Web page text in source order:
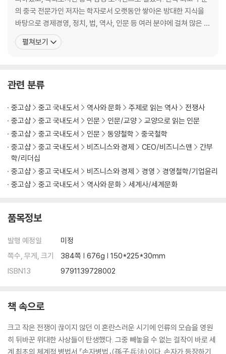
싸우지 않고 이기는 것이 최고의 전략이다
· 싸우지 않고 승리하는 길을 찾아서 - 『손자병법』은 비전쟁론이다
· 온전한 승리를 추구하라 - 전(全)을 모르면 『손자병법』을 알 수 없다
· 한발 빠른 정보가 판세를 바꾼다 - 조국을 구한 상인의 꾀
· 적을 교란해 스스로 무너지게 하라 - 위나라 사신으로 간 상앙
적을 알고 나를 알면 위태롭지 않다
· 적과 나의 역량을 올바로 진단하라 - 이신의 자만과 왕전의 통찰
[부록] 전장에서 피어난 노자의 철학 - 평화를 꿈꾼 손자의 병법
제4편 형形│형세를 읽는 자가 승리를 거둔다
· 적이 이기지 못할 싸움을 하라 - 제갈량과 장비의 내기
승자는 이겨놓고 싸우며, 패자는 싸우면서 이기려 든다
· 승리하는 조직의 비결 - 사마양저의 공명정대한 정치
· 전략 없는 전술은 실패한다 - 일본의 진주만 공격
정공으로 맞서고 기습으로 승리하라
· 적의 의표를 찌르다 - 제나라 전단의 계책
흐름을 지배하는 자가 싸움을 지배한다
의 중국 전문가인 저자는 학자로서 오랫동안 쌓아온 방대한 지식을
바탕으로 경제경영, 정치, 법, 역사, 인문 등 여러 분야에 걸쳐 많은 저
서가 있으며, 다수의 한·중 매체에 폭넓으면서도 깊이 있는 글들을 기
고하여 많은 독자들의 사랑을 받고 있다. 지은 책으로는 『중국을 말한
펼쳐보기
관련 분류
중고샵 중고 국내도서 역사와 문화 주제로 읽는 역사
전쟁사
중고샵
중고 국내도서 인문 인문/교양
교양으로 읽는 인문
중고샵
중고 국내도서 인문 동양철학
중국철학
중고샵
중고 국내도서 비즈니스와 경제 CEO/비즈니스맨
간부
학/리더십
중고샵
중고 국내도서 비즈니스와 경제 경영
경영철학/기업윤리
중고샵
중고 국내도서 역사와 문화 세계사/세계문화
품목정보
발행 예정일
미정
쪽수, 무게, 크기
384쪽 | 676g | 150*225*30mm
ISBN13
9791139728002
책 속으로
크고 작은 전쟁이 끊이지 않던 이 혼란스러운 시기에 인류의 모습을 영원
히 뒤바꾼 위대한 사상들이 탄생했다. 그중 빼놓을 수 없는 걸작이 바로 세
계 최초의 체계적 병법서 『손자병법』(孫子兵法)이다. 손자가 등장하기